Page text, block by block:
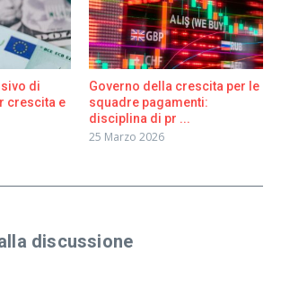
di
crescita e
Governo della crescita per le
squadre pagamenti:
disciplina di pr ...
25 Marzo 2026
discussione